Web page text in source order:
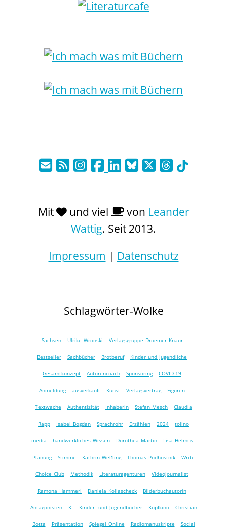
Mit und viel von Leander
Wattig. Seit 2013.
Impressum | Datenschutz
Schlagwörter-Wolke
Sachsen Ulrike Wronski Verlagsgruppe Droemer Knaur
Bestseller Sachbücher Brotberuf Kinder und Jugendliche
Gesamtkonzept Autorencoach Sponsoring COVID-19
Anmeldung ausverkauft Kunst Verlagsvertrag Figuren
Textwache Authentizität Inhaberin Stefan Mesch Claudia
Rapp Isabel Bogdan Sprachrohr Erzählen 2024 tolino
media handwerkliches Wissen Dorothea Martin Lisa Helmus
Planung Stimme Kathrin Weßling Thomas Podhostnik Write
Choice Club Methodik Literaturagenturen Videojournalist
Ramona Hammerl Daniela Kollascheck Bilderbuchautorin
Antagonisten KI Kinder- und Jugendbücher Kopfkino Christian
Botta Präsentation Spiegel Online Radiomanuskripte Social